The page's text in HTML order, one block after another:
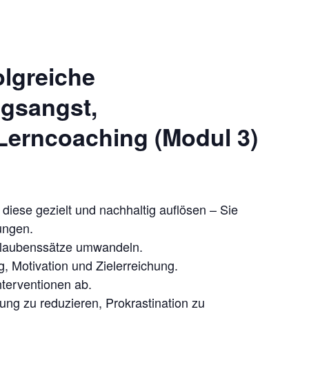
(Modul 3)
gezielt und nachhaltig auflösen – Sie
umwandeln.
Motivation und Zielerreichung.
ab.
zu reduzieren, Prokrastination zu